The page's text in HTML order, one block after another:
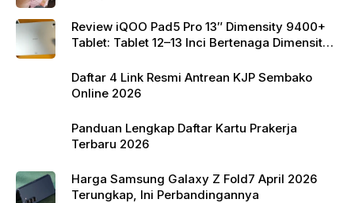
Review iQOO Pad5 Pro 13″ Dimensity 9400+
Tablet: Tablet 12–13 Inci Bertenaga Dimensity
Daftar 4 Link Resmi Antrean KJP Sembako
Online 2026
Panduan Lengkap Daftar Kartu Prakerja
Terbaru 2026
Harga Samsung Galaxy Z Fold7 April 2026
Terungkap, Ini Perbandingannya